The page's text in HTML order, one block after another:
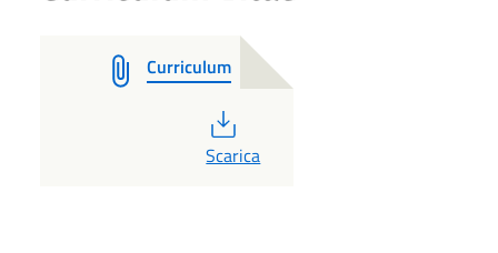
Curriculum
PDF
Scarica